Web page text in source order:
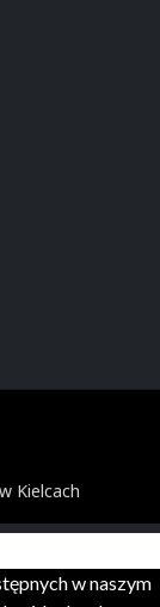
Kielcach
w naszym